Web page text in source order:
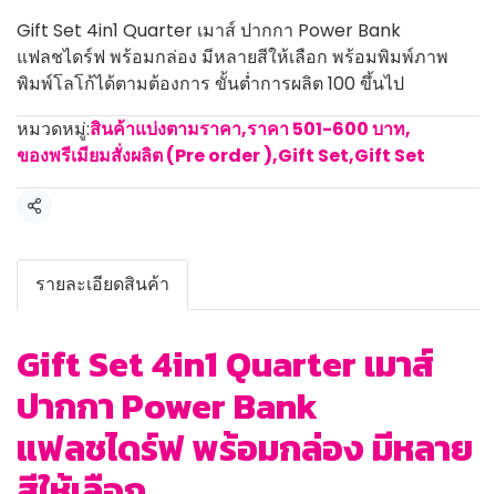
Gift Set 4in1 Quarter เมาส์ ปากกา Power Bank
แฟลชไดร์ฟ พร้อมกล่อง มีหลายสีให้เลือก พร้อมพิมพ์ภาพ
พิมพ์โลโก้ได้ตามต้องการ ขั้นต่ำการผลิต 100 ขึ้นไป
หมวดหมู่:สินค้าแบ่งตามราคา,ราคา 501-600 บาท,
ของพรีเมียมสั่งผลิต (Pre order ),Gift Set,Gift Set
แชร์
รายละเอียดสินค้า
Gift Set 4in1 Quarter เมาส์
ปากกา Power Bank
แฟลชไดร์ฟ พร้อมกล่อง มีหลาย